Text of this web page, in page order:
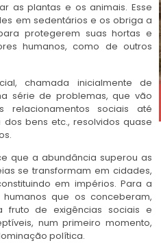
as plantas e os animais. Esse
em sedentários e os obriga a
protegerem suas hortas e
humanos, como de outros
chamada inicialmente de
série de problemas, que vão
relacionamentos sociais até
bens etc., resolvidos quase
que a abundância superou as
se transformam em cidades,
em impérios. Para a
que os conceberam,
fruto de exigências sociais e
num primeiro momento,
política.